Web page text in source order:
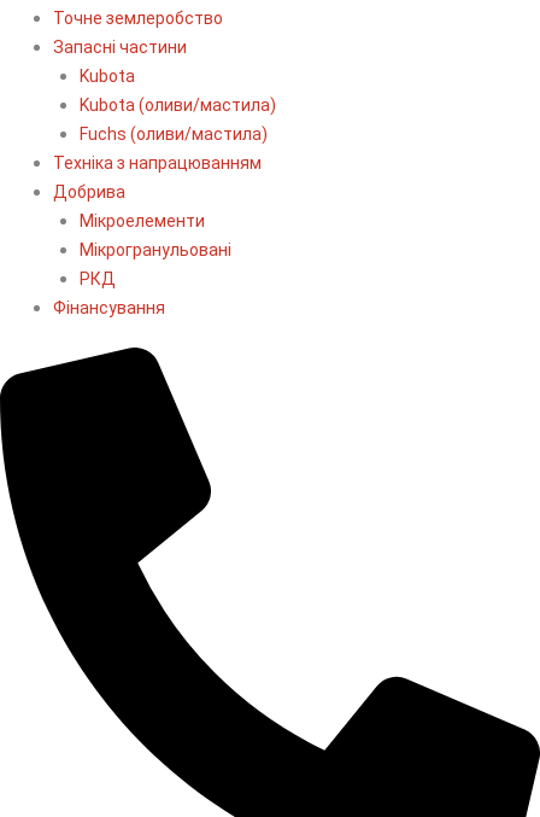
Точне землеробство
Запасні частини
Kubota
Kubota (оливи/мастила)
Fuchs (оливи/мастила)
Техніка з напрацюванням
Добрива
Мікроелементи
Мікрогранульовані
РКД
Фінансування